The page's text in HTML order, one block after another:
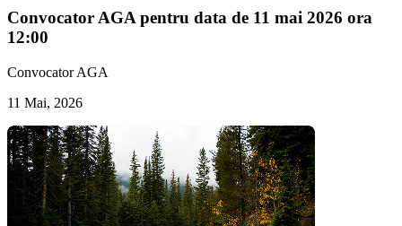
Convocator AGA pentru data de 11 mai 2026 ora
12:00
Convocator AGA
11 Mai, 2026